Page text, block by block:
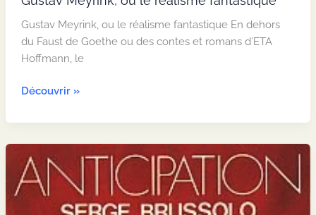
Gustav Meyrink, ou le réalisme fantastique En dehors
du Faust de Goethe ou des contes et romans d’ETA
Hoffmann, le
Gustav
ou
réalisme
fantastique
Découvrir »